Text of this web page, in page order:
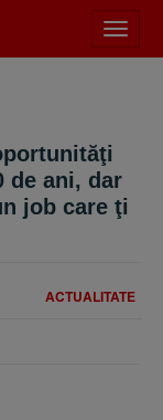
meniu
de ani, dar
job care ţi
ACTUALITATE